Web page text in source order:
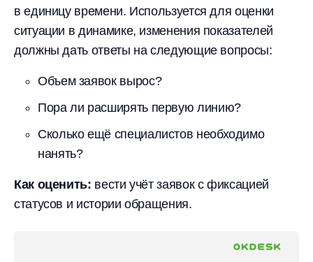
в единицу времени. Используется для оценки
ситуации в динамике, изменения показателей
должны дать ответы на следующие вопросы:
Объем заявок вырос?
Пора ли расширять первую линию?
Сколько ещё специалистов необходимо
нанять?
Как оценить: вести учёт заявок с фиксацией
статусов и истории обращения.